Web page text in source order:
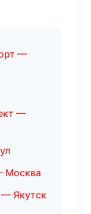
—
—
Москва
— Якутск